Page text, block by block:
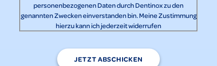
personenbezogenen Daten durch Dentinox zu den
genannten Zwecken einverstanden bin. Meine Zustimmung
hierzu kann ich jederzeit widerrufen
JETZT ABSCHICKEN